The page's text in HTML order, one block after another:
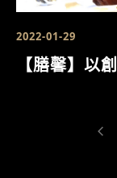
2022-01-29
【膳馨】以